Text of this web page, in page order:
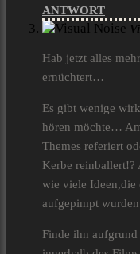
ANTWORT
Hab jetzt alles
ernüchtert…
Es gibt wenige
hören möchte…
Themes referiert
Kerbe reinballert!?
wie viele Ideen,die
aufgepimpt
Finde ihn